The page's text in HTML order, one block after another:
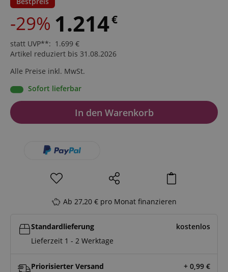
-29% 1.214€
statt UVP**: 1.699 €
Artikel reduziert bis 31.08.2026
Alle Preise inkl. MwSt.
Sofort lieferbar
In den Warenkorb
Ab 27,20 € pro Monat finanzieren
Standardlieferung
kostenlos
Lieferzeit 1 - 2 Werktage
Priorisierter Versand + 0,99 €